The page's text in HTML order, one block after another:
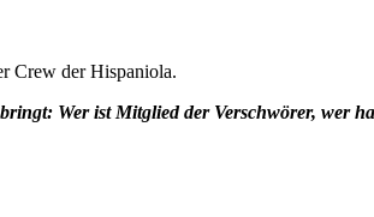
Crew der Hispaniola.
Wer ist Mitglied der Verschwörer, wer